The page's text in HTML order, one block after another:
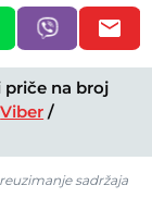
priče na broj
Viber /
sadržaja